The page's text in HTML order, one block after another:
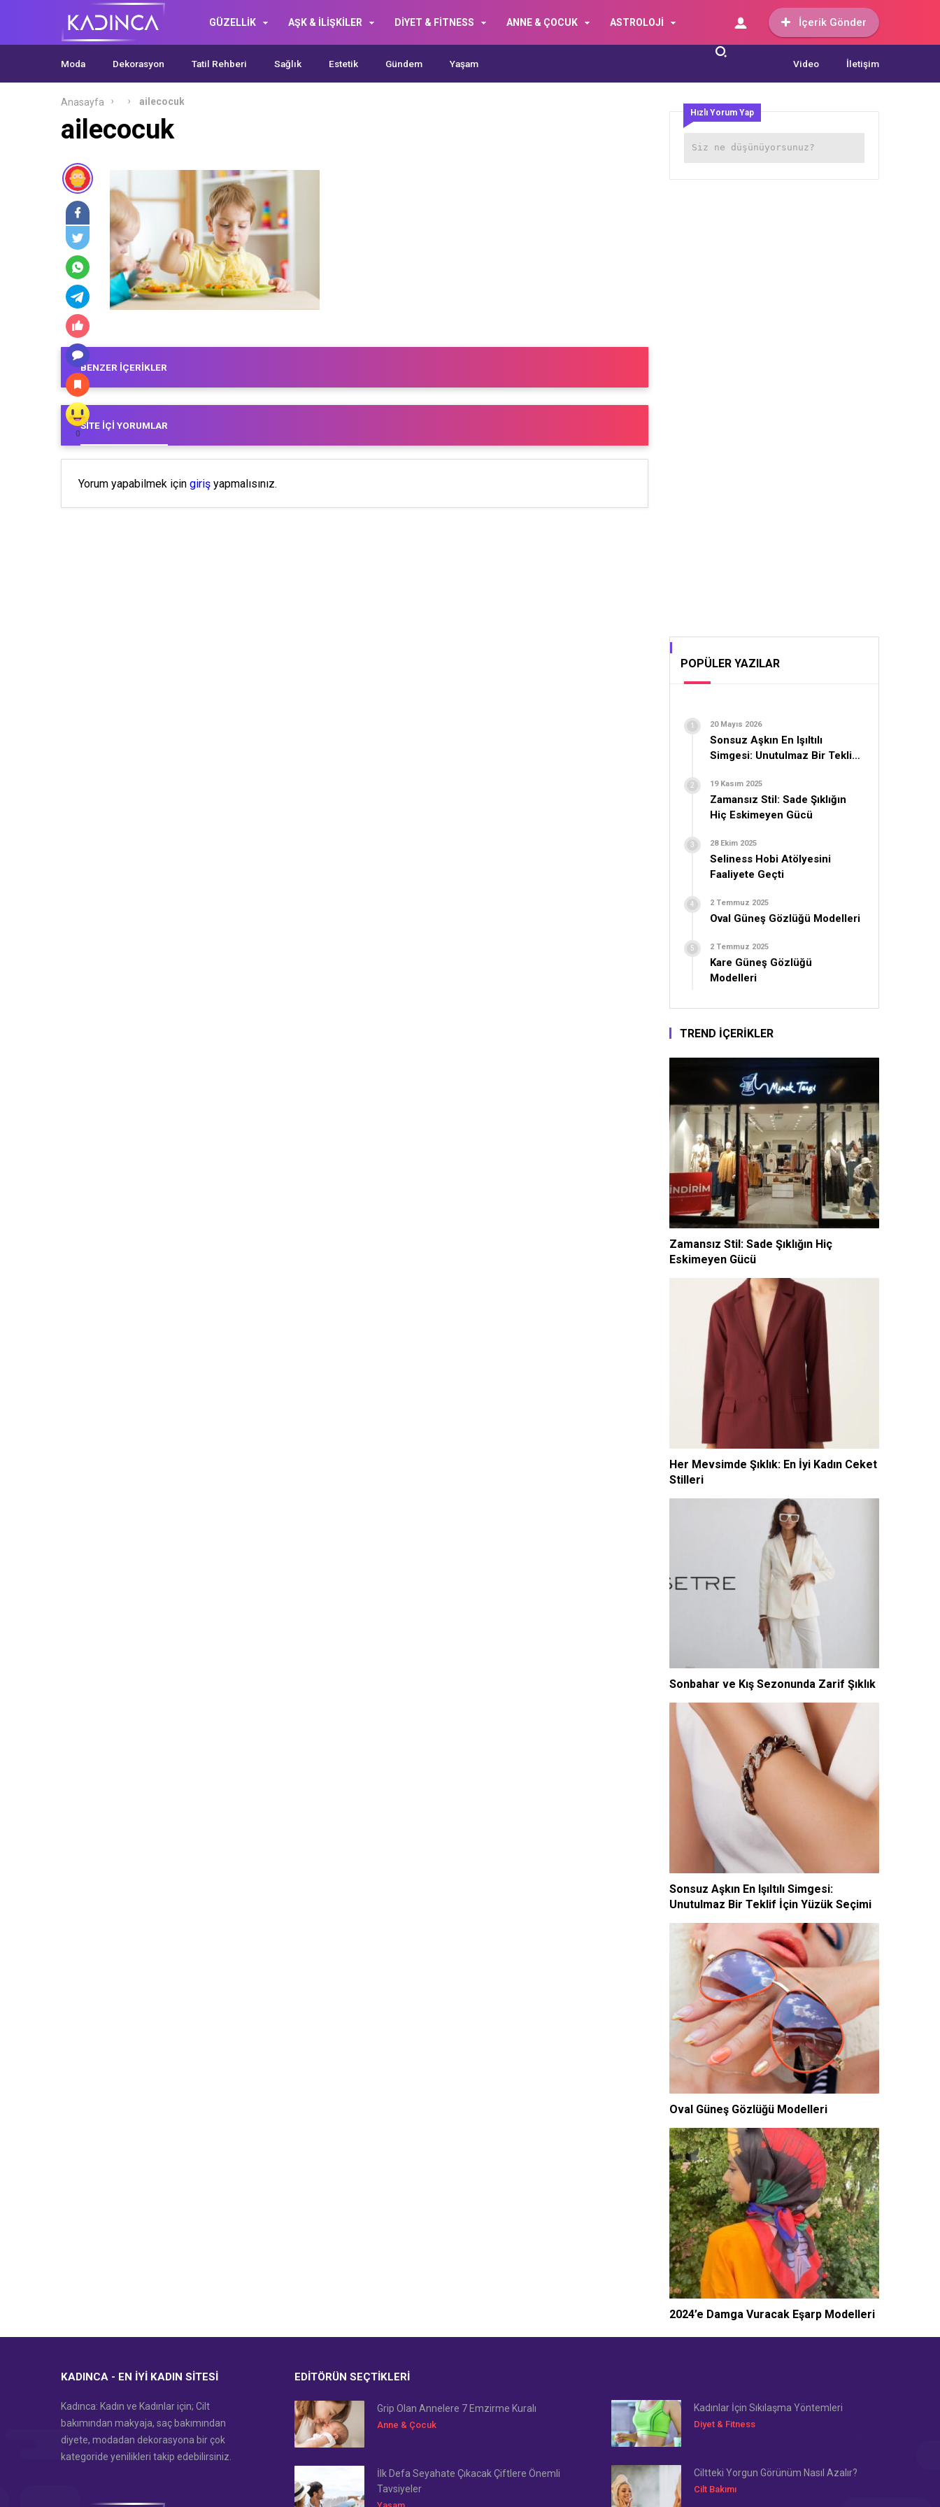
GÜZELLİK AŞK & İLİŞKİLER DİYET & FİTNESS ANNE & ÇOCUK ASTROLOJİ İçerik Gönder
Moda Dekorasyon Tatil Rehberi Sağlık Estetik Gündem Yaşam Video İletişim
Anasayfa ailecocuk
ailecocuk
0
BENZER İÇERIKLER
SITE İÇI YORUMLAR
Yorum yapabilmek için giriş yapmalısınız.
Hızlı Yorum Yap
POPÜLER YAZILAR
20 Mayıs 2026
Sonsuz Aşkın En Işıltılı
Simgesi: Unutulmaz Bir Teklif
19 Kasım 2025
Zamansız Stil: Sade Şıklığın
Hiç Eskimeyen Gücü
28 Ekim 2025
Seliness Hobi Atölyesini
Faaliyete Geçti
2 Temmuz 2025
Oval Güneş Gözlüğü Modelleri
2 Temmuz 2025
Kare Güneş Gözlüğü
Modelleri
TREND İÇERİKLER
Zamansız Stil: Sade Şıklığın Hiç
Eskimeyen Gücü
Her Mevsimde Şıklık: En İyi Kadın Ceket
Stilleri
Sonbahar ve Kış Sezonunda Zarif Şıklık
Sonsuz Aşkın En Işıltılı Simgesi:
Unutulmaz Bir Teklif İçin Yüzük Seçimi
Oval Güneş Gözlüğü Modelleri
2024’e Damga Vuracak Eşarp Modelleri
KADINCA - EN İYI KADIN SITESI
Kadınca: Kadın ve Kadınlar için; Cilt
bakımından makyaja, saç bakımından
diyete, modadan dekorasyona bir çok
kategoride yenilikleri takip edebilirsiniz.
EDITÖRÜN SEÇTIKLERI
Grip Olan Annelere 7 Emzirme Kuralı
Anne & Çocuk
Kadınlar İçin Sıkılaşma Yöntemleri
Diyet & Fitness
İlk Defa Seyahate Çıkacak Çiftlere Önemli
Tavsiyeler
Yaşam
Ciltteki Yorgun Görünüm Nasıl Azalır?
Cilt Bakımı